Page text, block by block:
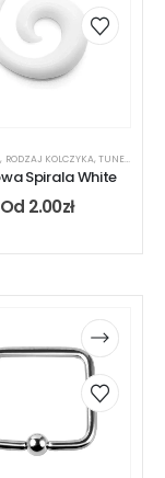
, RODZAJ KOLCZYKA,TUNEL ,
Spirala White
Od 2.00zł